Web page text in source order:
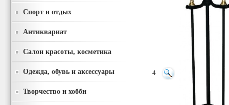
Спорт и отдых
Антиквариат
Салон красоты, косметика
Одежда, обувь и аксессуары
Творчество и хобби
4